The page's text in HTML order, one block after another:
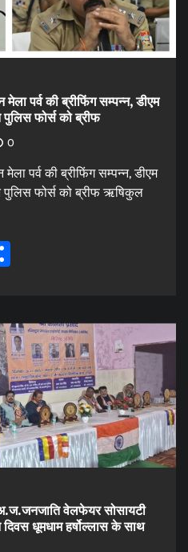
मेला पर्व की ब्रीफिंग सम्पन्न, डीएम
फोर्स को ब्रीफ
0
मेला पर्व की ब्रीफिंग सम्पन्न, डीएम
पुलिस फोर्स को ब्रीफ ऋषिकुल
वेलफेयर सोसायटी
दिवस धूमधाम हर्षोल्लास के साथ